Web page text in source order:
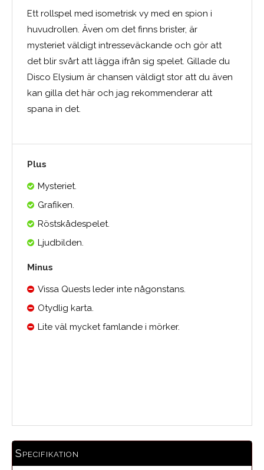
Ett rollspel med isometrisk vy med en spion i
huvudrollen. Även om det finns brister, är
mysteriet väldigt intresseväckande och gör att
det blir svårt att lägga ifrån sig spelet. Gillade du
Disco Elysium är chansen väldigt stor att du även
kan gilla det här och jag rekommenderar att
spana in det.
Plus
Mysteriet.
Grafiken.
Röstskådespelet.
Ljudbilden.
Minus
Vissa Quests leder inte någonstans.
Otydlig karta.
Lite väl mycket famlande i mörker.
Specifikation